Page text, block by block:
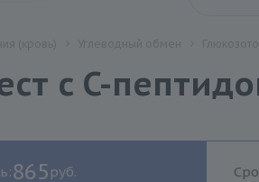
с C-
865 руб.